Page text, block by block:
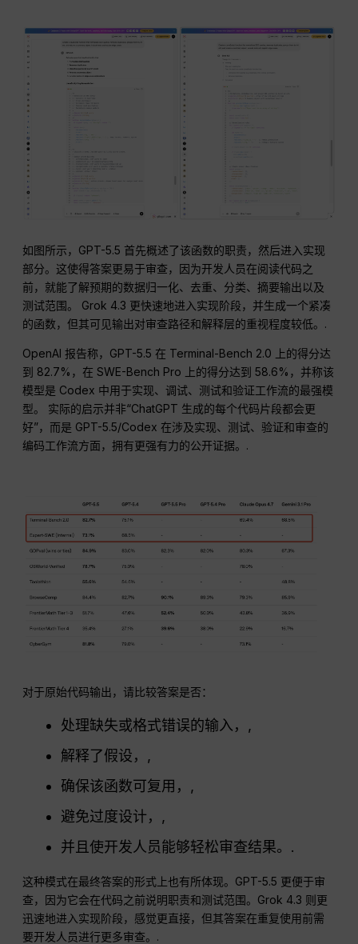
如图所示，GPT-5.5 首先概述了该函数的职责，然后进入实现
部分。这使得答案更易于审查，因为开发人员在阅读代码之
前，就能了解预期的数据归一化、去重、分类、摘要输出以及
测试范围。 Grok 4.3 更快速地进入实现阶段，并生成一个紧凑
的函数，但其可见输出对审查路径和解释层的重视程度较低。.
OpenAI 报告称，GPT-5.5 在 Terminal-Bench 2.0 上的得分达
到 82.7%，在 SWE-Bench Pro 上的得分达到 58.6%，并称该
模型是 Codex 中用于实现、调试、测试和验证工作流的最强模
型。 实际的启示并非“ChatGPT 生成的每个代码片段都会更
好”，而是 GPT-5.5/Codex 在涉及实现、测试、验证和审查的
编码工作流方面，拥有更强有力的公开证据。.
对于原始代码输出，请比较答案是否：
处理缺失或格式错误的输入，,
解释了假设，,
确保该函数可复用，,
避免过度设计，,
并且使开发人员能够轻松审查结果。.
这种模式在最终答案的形式上也有所体现。GPT-5.5 更便于审
查，因为它会在代码之前说明职责和测试范围。Grok 4.3 则更
迅速地进入实现阶段，感觉更直接，但其答案在重复使用前需
要开发人员进行更多审查。.